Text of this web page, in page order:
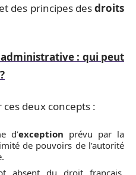
et des principes desdroits
: qui peut
deux concepts :
d’exception prévu par la
de pouvoirs de l’autorité
absent du droit français,